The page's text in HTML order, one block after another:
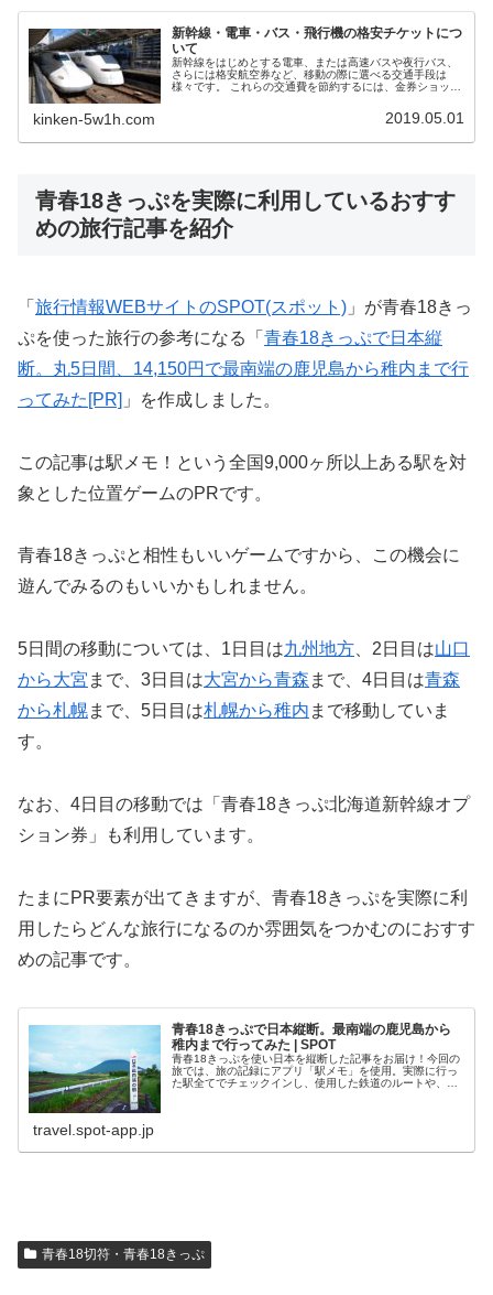
新幹線・電車・バス・飛行機の格安チケットにつ
いて
新幹線をはじめとする電車、または高速バスや夜行バス、
さらには格安航空券など、移動の際に選べる交通手段は
様々です。 これらの交通費を節約するには、金券ショップ
にも格安切符・格安チケットを購入する方法はあります。
ここは、新幹線・電車・バス・飛行機の格安チケットの基
ついて紹介するまとめページです。
kinken-5w1h.com 2019.05.01
青春18きっぷを実際に利用しているおすす
めの旅行記事を紹介
「 旅行情報WEBサイトのSPOT(スポット) 」が青春18きっ
ぷを使った旅行の参考になる「 青春18きっぷで日本縦
断。丸5日間、14,150円で最南端の鹿児島から稚内まで行
ってみた[PR] 」を作成しました。
この記事は駅メモ！という全国9,000ヶ所以上ある駅を対
象とした位置ゲームのPRです。
青春18きっぷと相性もいいゲームですから、この機会に
遊んでみるのもいいかもしれません。
5日間の移動については、1日目は九州地方 、2日目は山口
から大宮 まで、3日目は大宮から青森 まで、4日目は青森
から札幌まで、5日目は札幌から稚内 まで移動していま
す。
なお、4日目の移動では「青春18きっぷ北海道新幹線オプ
ション券」も利用しています。
たまにPR要素が出てきますが、青春18きっぷを実際に利
用したらどんな旅行になるのか雰囲気をつかむのにおすす
めの記事です。
青春18きっぷで日本縦断。最南端の鹿児島から
稚内まで行ってみた | SPOT
青春18きっぷを使い日本を縦断した記事をお届け！今回の
旅では、旅の記録にアプリ「駅メモ」を使用。実際に行っ
た駅全てでチェックインし、使用した鉄道のルートや、所
travel.spot-app.jp
青春18切符・青春18きっぷ